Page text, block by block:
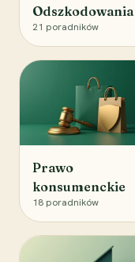
Odszkodowania
21 poradników
Prawo
konsumenckie
18 poradników